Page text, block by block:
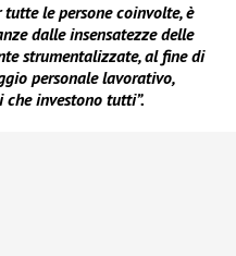
le persone coinvolte, è
dalle insensatezze delle
strumentalizzate, al fine di
personale lavorativo,
investono tutti”.